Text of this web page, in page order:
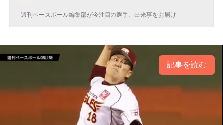
週刊ベースボール編集部が今注目の選手、出来事をお届け
記事を読む